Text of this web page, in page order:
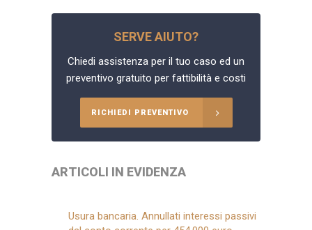
SERVE AIUTO?
Chiedi assistenza per il tuo caso ed un
preventivo gratuito per fattibilità e costi
RICHIEDI PREVENTIVO
ARTICOLI IN EVIDENZA
Usura bancaria. Annullati interessi passivi